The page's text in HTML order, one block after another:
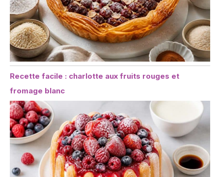
Recette facile : charlotte aux fruits rouges et
fromage blanc